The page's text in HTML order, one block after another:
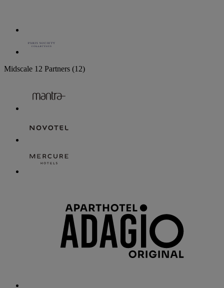
Midscale 12 Partners (12)